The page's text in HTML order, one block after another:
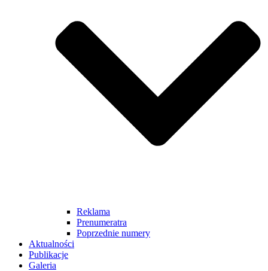
Reklama
Prenumeratra
Poprzednie numery
Aktualności
Publikacje
Galeria